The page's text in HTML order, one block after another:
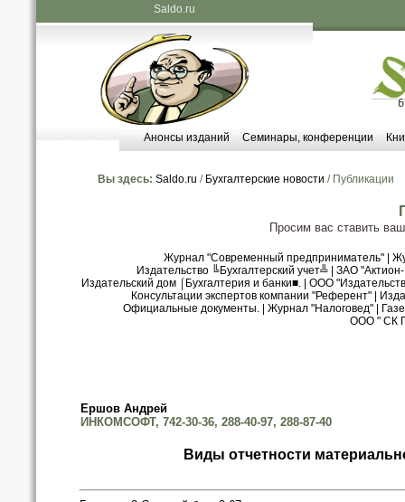
Saldo.ru
Анонсы изданий Семинары, конференции
Вы здесь: Saldo.ru / Бухгалтерские новости / Публикации
Просим вас ставить
Журнал "Современный предприниматель"|
Издательство ╚Бухгалтерский учет╩| ЗАО
Издательский дом ⌠Бухгалтерия и банки■.| ООО
Консультации экспертов компании "Референт"
Официальные документы.
Журнал "Налоговед"
ООО " СК
Ершов Андрей
ИНКОМСОФТ, 742-30-36, 288-40-97, 288-87-40
Виды отчетности